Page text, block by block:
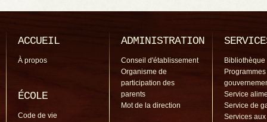
ACCUEIL
À propos
ÉCOLE
Code de vie
ADMINISTRATION
Conseil d'établissement
Organisme de
participation des
parents
Mot de la direction
Bibliothèque
Programmes
Service
Service de
Services